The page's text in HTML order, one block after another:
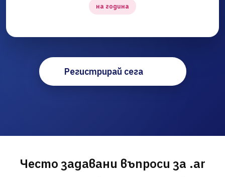
на година
Регистрирай сега
Често задавани въпроси за .ar